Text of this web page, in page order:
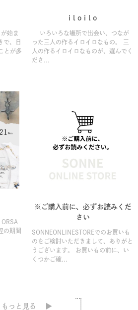
始ま
で、日
とが多
i l o i l o
いろいろな場所で出会い、つなが
った三人の作るイロイロなもの。 三
人の作るイロイロなものが、選んでく
ださ...
の期間
※ご購入前に、必ずお読みくだ
さい
SONNEONLINESTOREでのお買いも
のをご検討いただきまして、ありがと
うございます。 お買いもの前に、い
くつかご確...
もっと見る